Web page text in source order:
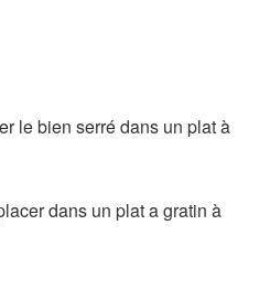
le bien serré dans un plat à
dans un plat a gratin à